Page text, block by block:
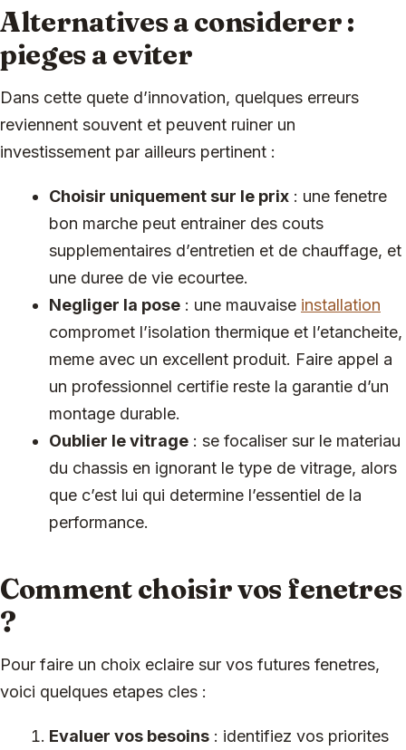
Alternatives a considerer :
pieges a eviter
Dans cette quete d’innovation, quelques erreurs
reviennent souvent et peuvent ruiner un
investissement par ailleurs pertinent :
Choisir uniquement sur le prix : une fenetre
bon marche peut entrainer des couts
supplementaires d’entretien et de chauffage, et
une duree de vie ecourtee.
Negliger la pose : une mauvaise installation
compromet l’isolation thermique et l’etancheite,
meme avec un excellent produit. Faire appel a
un professionnel certifie reste la garantie d’un
montage durable.
Oublier le vitrage : se focaliser sur le materiau
du chassis en ignorant le type de vitrage, alors
que c’est lui qui determine l’essentiel de la
performance.
Comment choisir vos fenetres
?
Pour faire un choix eclaire sur vos futures fenetres,
voici quelques etapes cles :
Evaluer vos besoins : identifiez vos priorites